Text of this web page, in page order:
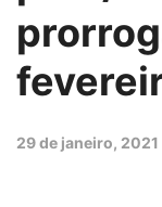
29 de janeiro, 2021